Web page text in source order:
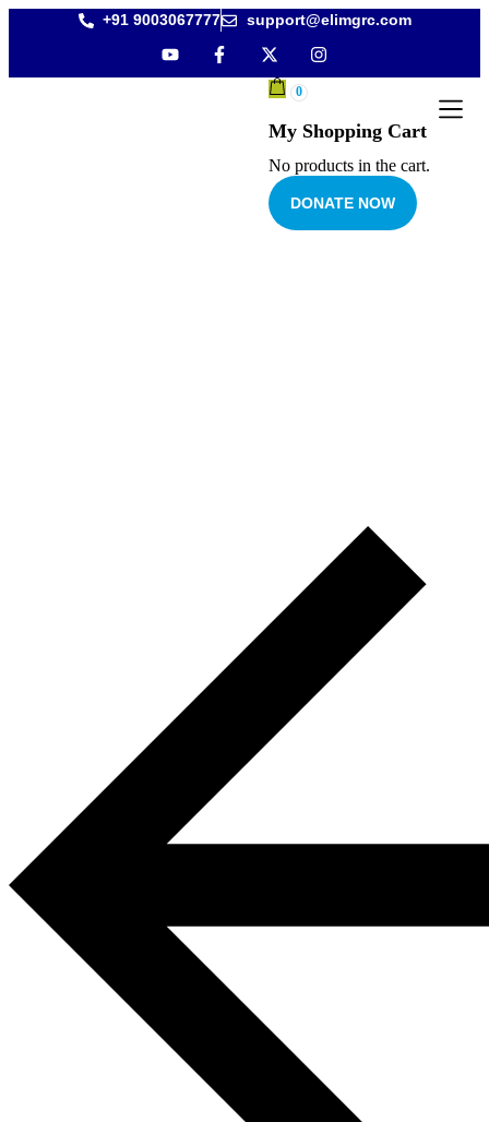
+91 9003067777 support@elimgrc.com
0
My Shopping Cart
No products in the cart.
DONATE NOW